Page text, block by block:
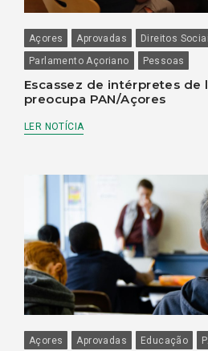
Açores Aprovadas Direitos
Parlamento Açoriano
Pessoas
Escassez de intérpretes de
preocupa PAN/Açores
LER NOTÍCIA
Açores Aprovadas Educação